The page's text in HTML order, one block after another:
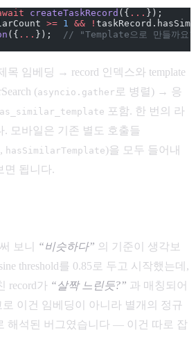
createTaskRecord ({ ... });
>= 1 && !
({ ... });
// "Template으로 만들까요
목 임베딩 → record 인덱스와 template
(asyncio.gather 로 병렬) → 응
포함. 한 번의 라
모바일은 기존 별도 호출들
, hasSimilarTemplate )을 모두 들어내
면 됩니다.
보니 “비슷하다” 의 기준이 생각보
threshold를 0.85로 두고 시작했는데,
record가 “살짝 느린듯?” 과 매칭되어
이건 임베딩이 아니라 별개의 정규
해석된 버그였습니다 — 이건 따로 잡